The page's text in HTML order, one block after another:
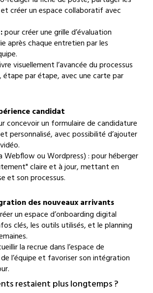
créer un espace collaboratif avec
pour créer une grille d’évaluation
après chaque entretien par les
visuellement l’avancée du processus
par étape, avec une carte par
candidat
concevoir un formulaire de candidature
personnalisé, avec possibilité d’ajouter
Webflow ou Wordpress) : pour héberger
claire et à jour, mettant en
et son processus.
des nouveaux arrivants
un espace d’onboarding digital
clés, les outils utilisés, et le planning
la recrue dans l’espace de
l’équipe et favoriser son intégration
restaient plus longtemps ?